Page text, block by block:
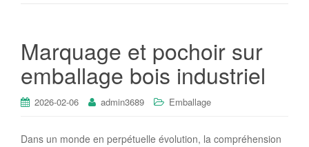
Marquage et pochoir sur
emballage bois industriel
2026-02-06 admin3689 Emballage
Dans un monde en perpétuelle évolution, la compréhension